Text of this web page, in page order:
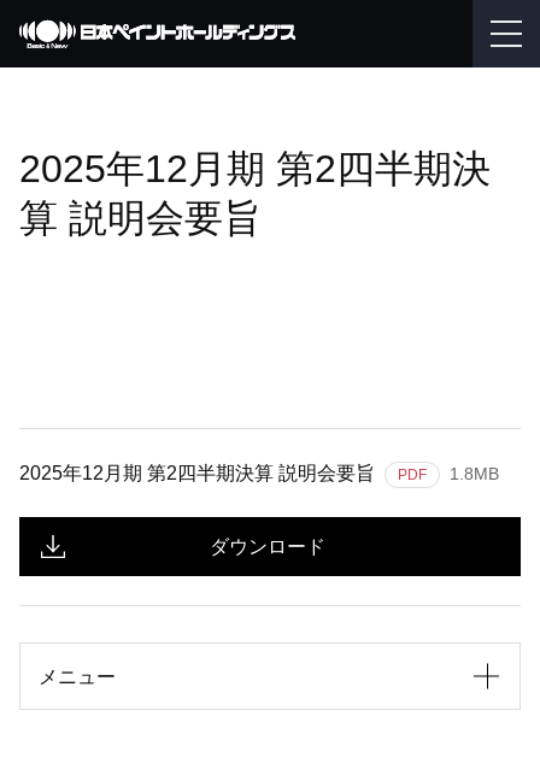
2025年12月期 第2四半期決
算 説明会要旨
ダウンロード
2025年12月期 第2四半期決算 説明会要旨 PDF 1.8MB
メニュー